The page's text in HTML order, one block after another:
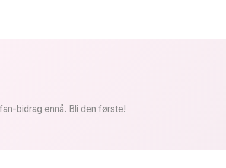
bidrag ennå. Bli den første!